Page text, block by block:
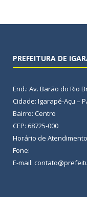
PREFEITURA DE
End.: Av. Barão do Rio
Cidade: Igarapé-Açu –
Bairro: Centro
CEP: 68725-000
Horário de
Fone:
E-mail: